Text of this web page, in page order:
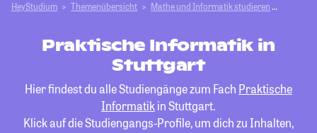
HeyStudium Themenübersicht Mathe und Informatik studieren
Praktische Informatik in
Stuttgart
Hier findest du alle Studiengänge zum Fach Praktische
Informatikin Stuttgart.
Klick auf die Studiengangs-Profile, um dich zu Inhalten,